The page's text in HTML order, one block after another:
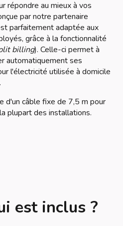
répondre au mieux à vos
par notre partenaire
parfaitement adaptée aux
grâce à la fonctionnalité
billing). Celle-ci permet à
automatiquement ses
l'électricité utilisée à domicile
d'un câble fixe de 7,5 m pour
plupart des installations.
est inclus ?